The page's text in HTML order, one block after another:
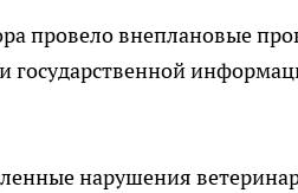
провело внеплановые
государственной
нарушения